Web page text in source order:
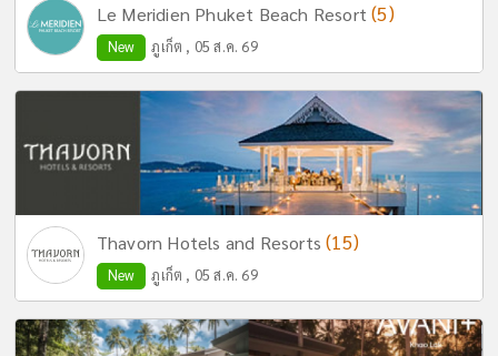
Le Meridien Phuket Beach Resort(5)
New ภูเก็ต , 05 ส.ค. 69
Thavorn Hotels and Resorts(15)
New ภูเก็ต , 05 ส.ค. 69